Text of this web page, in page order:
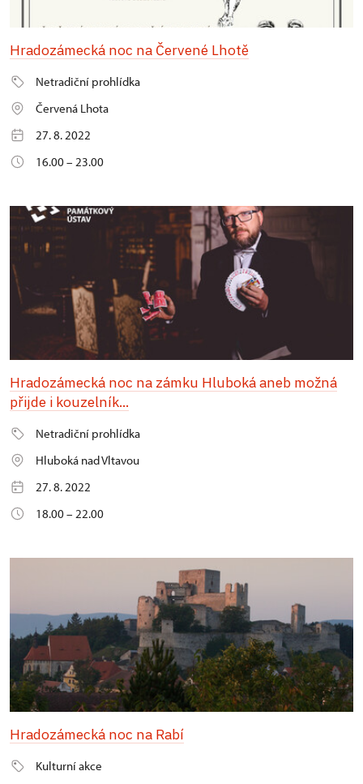
Hradozámecká noc na Červené Lhotě
Netradiční prohlídka
Červená Lhota
27. 8. 2022
16.00 – 23.00
Hradozámecká noc na zámku Hluboká aneb možná
přijde i kouzelník...
Netradiční prohlídka
Hluboká nad Vltavou
27. 8. 2022
18.00 – 22.00
Hradozámecká noc na Rabí
Kulturní akce